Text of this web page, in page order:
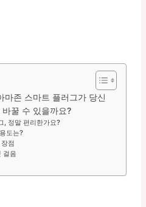
마존 스마트 플러그가 당신
꿀 수 있을까요?
, 정말 편리한가요?
도는?
점
걸음